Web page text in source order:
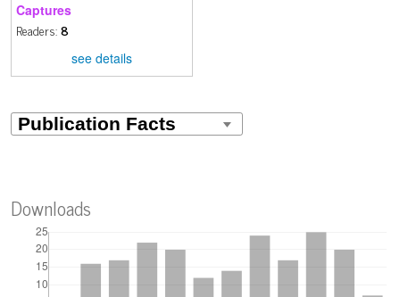
Captures
Readers:8
see details
Downloads